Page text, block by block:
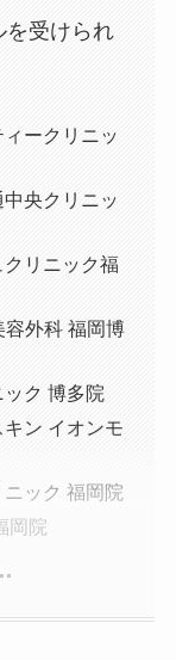
を受けられ
ィークリニッ
中央クリニッ
クリニック福
容外科 福岡博
ック 博多院
キン イオンモ
ニック 福岡院
岡院